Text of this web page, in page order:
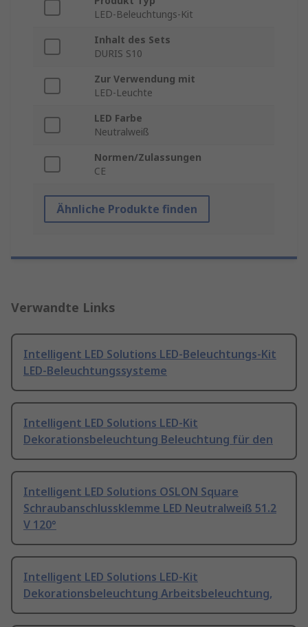
LED-Beleuchtungs-Kit
Inhalt des Sets
DURIS S10
Zur Verwendung mit
LED-Leuchte
LED Farbe
Neutralweiß
Normen/Zulassungen
CE
Ähnliche Produkte finden
Verwandte Links
Intelligent LED Solutions LED-Beleuchtungs-Kit
LED-Beleuchtungssysteme
Intelligent LED Solutions LED-Kit
Dekorationsbeleuchtung Beleuchtung für den
Intelligent LED Solutions OSLON Square
Schraubanschlussklemme LED Neutralweiß 51.2
V 120°
Intelligent LED Solutions LED-Kit
Dekorationsbeleuchtung Arbeitsbeleuchtung,